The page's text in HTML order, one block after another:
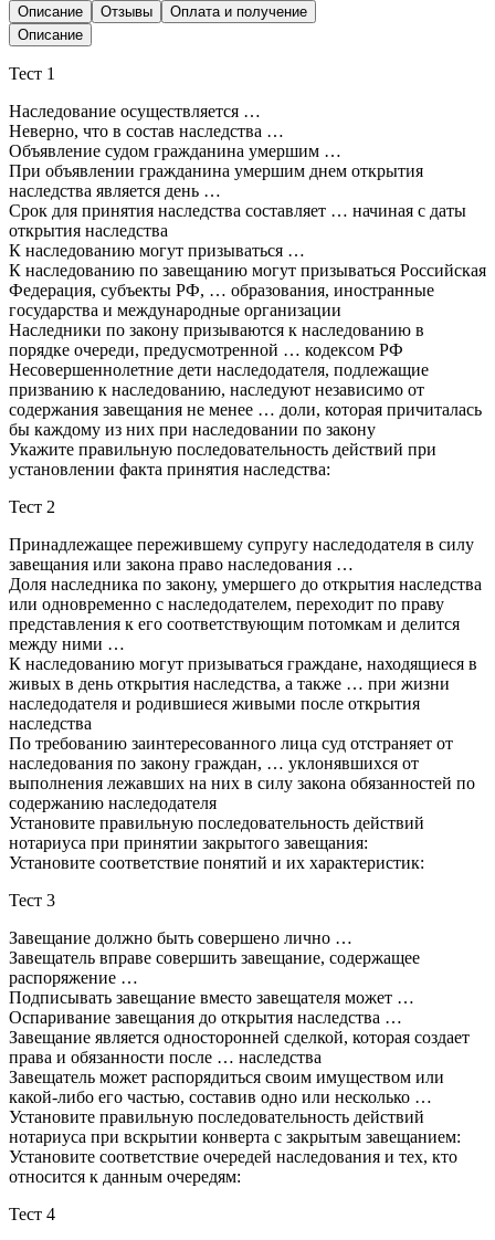
Описание Отзывы
Оплата и получение
Описание
Тест 1
Наследование осуществляется …
Неверно, что в состав наследства …
Объявление судом гражданина умершим …
При объявлении гражданина умершим днем открытия
наследства является день …
Срок для принятия наследства составляет … начиная с даты
открытия наследства
К наследованию могут призываться …
К наследованию по завещанию могут призываться Российская
Федерация, субъекты РФ, … образования, иностранные
государства и международные организации
Наследники по закону призываются к наследованию в
порядке очереди, предусмотренной … кодексом РФ
Несовершеннолетние дети наследодателя, подлежащие
призванию к наследованию, наследуют независимо от
содержания завещания не менее … доли, которая причиталась
бы каждому из них при наследовании по закону
Укажите правильную последовательность действий при
установлении факта принятия наследства:
Тест 2
Принадлежащее пережившему супругу наследодателя в силу
завещания или закона право наследования …
Доля наследника по закону, умершего до открытия наследства
или одновременно с наследодателем, переходит по праву
представления к его соответствующим потомкам и делится
между ними …
К наследованию могут призываться граждане, находящиеся в
живых в день открытия наследства, а также … при жизни
наследодателя и родившиеся живыми после открытия
наследства
По требованию заинтересованного лица суд отстраняет от
наследования по закону граждан, … уклонявшихся от
выполнения лежавших на них в силу закона обязанностей по
содержанию наследодателя
Установите правильную последовательность действий
нотариуса при принятии закрытого завещания:
Установите соответствие понятий и их характеристик:
Тест 3
Завещание должно быть совершено лично …
Завещатель вправе совершить завещание, содержащее
распоряжение …
Подписывать завещание вместо завещателя может …
Оспаривание завещания до открытия наследства …
Завещание является односторонней сделкой, которая создает
права и обязанности после … наследства
Завещатель может распорядиться своим имуществом или
какой-либо его частью, составив одно или несколько …
Установите правильную последовательность действий
нотариуса при вскрытии конверта с закрытым завещанием:
Установите соответствие очередей наследования и тех, кто
относится к данным очередям:
Тест 4